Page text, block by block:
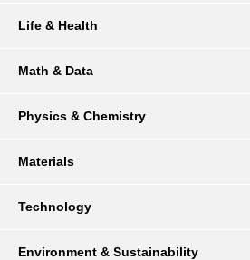
Life & Health
Math & Data
Physics & Chemistry
Materials
Technology
Environment & Sustainability